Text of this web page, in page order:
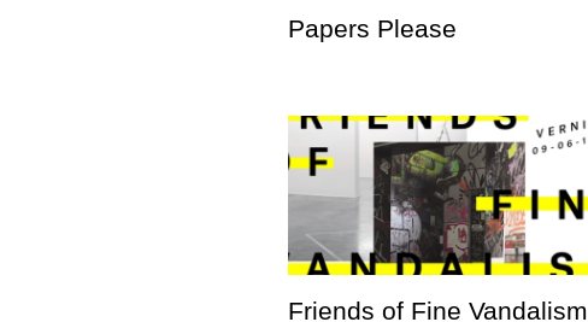
Papers Please
Friends of Fine Vandalism